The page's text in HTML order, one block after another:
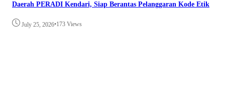
Daerah PERADI Kendari, Siap Berantas Pelanggaran Kode Etik
July 25, 2026•173 Views